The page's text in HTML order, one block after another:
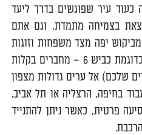
כעוד עיר שפוגשים בדרך ליעד
בצמיחה מתמדת, וגם אתם
יפה מצד משפחות וזוגות
צעירים. צירי תנועה מרכזיים כדוגמת כביש 6 – מחברים בקלות
שלכם) אל ערים גדולות מצפון
בחיפה, הרצליה או תל אביב.
פרטית, כאשר ניתן להתנייד